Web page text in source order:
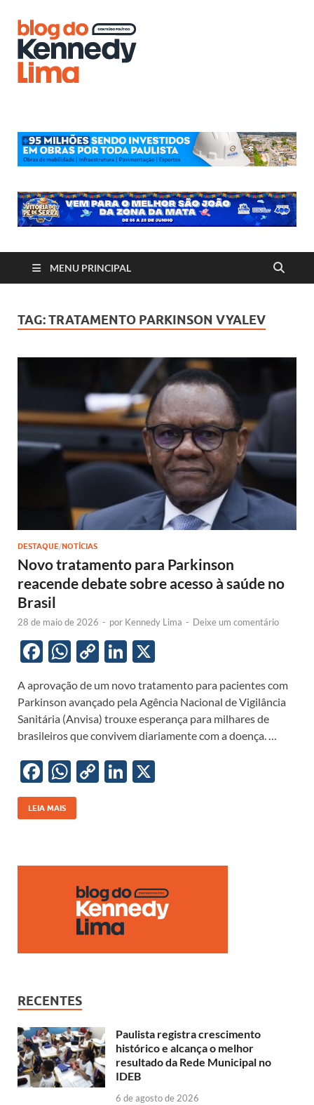
MENU PRINCIPAL
TAG:TRATAMENTO PARKINSON VYALEV
DESTAQUE/NOTÍCIAS
Novo tratamento para Parkinson
reacende debate sobre acesso à saúde no
Brasil
28 de maio de 2026 - por Kennedy Lima - Deixe um comentário
F
e
b
o
o
k
W
at
s
A
p
p
C
p
y
Li
n
k
Li
k
e
dI
n
A aprovação de um novo tratamento para pacientes com
Parkinson avançado pela Agência Nacional de Vigilância
Sanitária (Anvisa) trouxe esperança para milhares de
brasileiros que convivem diariamente com a doença. …
F
ac
e
o
W
h
at
A
p
p
C
Li
n
k
Li
dI
n
LEIA MAIS
RECENTES
Paulista registra crescimento
histórico e alcança o melhor
resultado da Rede Municipal no
IDEB
6 de agosto de 2026